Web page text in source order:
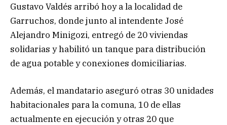
Gustavo Valdés arribó hoy a la localidad de
Garruchos, donde junto al intendente José
Alejandro Minigozi, entregó de 20 viviendas
solidarias y habilitó un tanque para distribución
de agua potable y conexiones domiciliarias.
Además, el mandatario aseguró otras 30 unidades
habitacionales para la comuna, 10 de ellas
actualmente en ejecución y otras 20 que